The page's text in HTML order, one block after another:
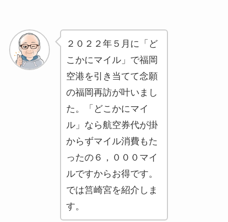
２０２２年５月に「ど
こかにマイル」で福岡
空港を引き当てて念願
の福岡再訪が叶いまし
た。「どこかにマイ
ル」なら航空券代が掛
からずマイル消費もた
ったの６，０００マイ
ルですからお得です。
では筥崎宮を紹介しま
す。